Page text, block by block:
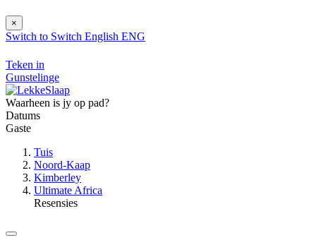
×
Switch to Switch English ENG
Teken in
Gunstelinge
Waarheen is jy op pad?
Datums
Gaste
Tuis
Noord-Kaap
Kimberley
Ultimate Africa
Resensies